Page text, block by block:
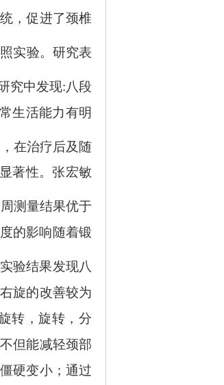
，促进了颈椎
实验。研究表
究中发现:八段
生活能力有明
在治疗后及随
著性。张宏敏
测量结果优于
的影响随着锻
验结果发现八
旋的改善较为
转，旋转，分
但能减轻颈部
硬变小；通过